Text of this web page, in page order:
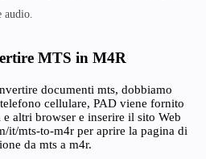
audio.
MTS in M4R
documenti mts, dobbiamo
cellulare, PAD viene fornito
altri browser e inserire il sito Web
it/mts-to-m4r per aprire la pagina di
da mts a m4r.